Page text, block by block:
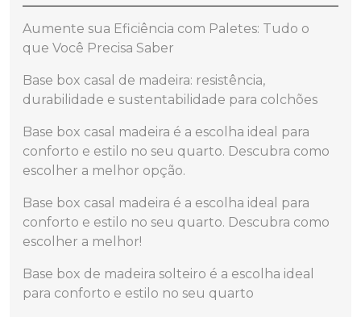
Aumente sua Eficiência com Paletes: Tudo o
que Você Precisa Saber
Base box casal de madeira: resistência,
durabilidade e sustentabilidade para colchões
Base box casal madeira é a escolha ideal para
conforto e estilo no seu quarto. Descubra como
escolher a melhor opção.
Base box casal madeira é a escolha ideal para
conforto e estilo no seu quarto. Descubra como
escolher a melhor!
Base box de madeira solteiro é a escolha ideal
para conforto e estilo no seu quarto